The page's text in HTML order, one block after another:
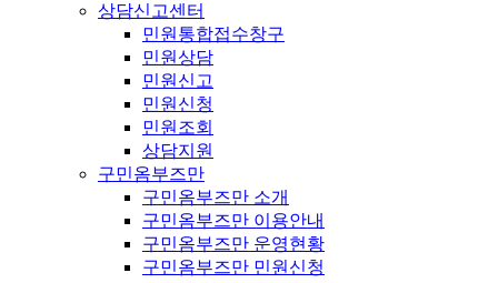
상담신고센터
민원통합접수창구
민원상담
민원신고
민원신청
민원조회
상담지원
구민옴부즈만
구민옴부즈만 소개
구민옴부즈만 이용안내
구민옴부즈만 운영현황
구민옴부즈만 민원신청